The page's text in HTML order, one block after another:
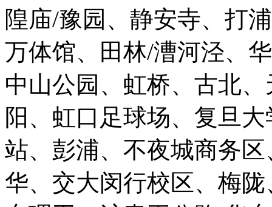
隍庙/豫园、静安寺、打
万体馆、田林/漕河泾、
中山公园、虹桥、古北
阳、虹口足球场、复旦
站、彭浦、不夜城商务
华、交大闵行校区、梅